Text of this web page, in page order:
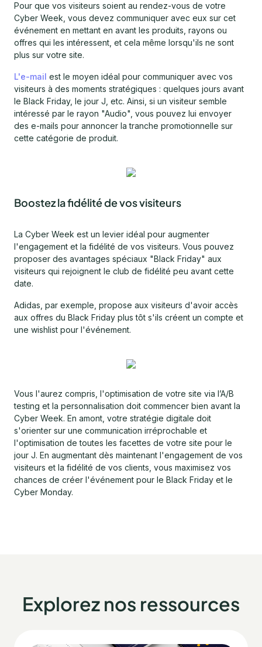
Pour que vos visiteurs soient au rendez-vous de votre
Cyber Week, vous devez communiquer avec eux sur cet
événement en mettant en avant les produits, rayons ou
offres qui les intéressent, et cela même lorsqu'ils ne sont
plus sur votre site.
L'e-mail est le moyen idéal pour communiquer avec vos
visiteurs à des moments stratégiques : quelques jours avant
le Black Friday, le jour J, etc. Ainsi, si un visiteur semble
intéressé par le rayon "Audio", vous pouvez lui envoyer
des e-mails pour annoncer la tranche promotionnelle sur
cette catégorie de produit.
Boostez la fidélité de vos visiteurs
La Cyber Week est un levier idéal pour augmenter
l'engagement et la fidélité de vos visiteurs. Vous pouvez
proposer des avantages spéciaux "Black Friday" aux
visiteurs qui rejoignent le club de fidélité peu avant cette
date.
Adidas, par exemple, propose aux visiteurs d'avoir accès
aux offres du Black Friday plus tôt s'ils créent un compte et
une wishlist pour l'événement.
Vous l'aurez compris, l'optimisation de votre site via l’A/B
testing et la personnalisation doit commencer bien avant la
Cyber Week. En amont, votre stratégie digitale doit
s'orienter sur une communication irréprochable et
l'optimisation de toutes les facettes de votre site pour le
jour J. En augmentant dès maintenant l'engagement de vos
visiteurs et la fidélité de vos clients, vous maximisez vos
chances de créer l'événement pour le Black Friday et le
Cyber Monday.
Explorez nos ressources